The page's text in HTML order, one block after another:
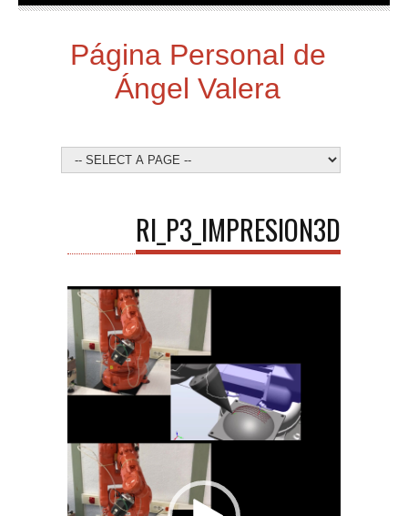
Página Personal de
Ángel Valera
RI_P3_IMPRESION3D
Reproductor
de
vídeo